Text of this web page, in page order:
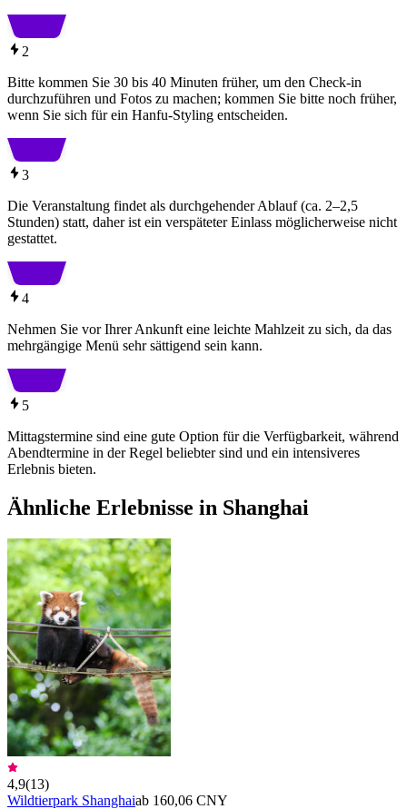
2
Bitte kommen Sie 30 bis 40 Minuten früher, um den Check-in
durchzuführen und Fotos zu machen; kommen Sie bitte noch früher,
wenn Sie sich für ein Hanfu-Styling entscheiden.
3
Die Veranstaltung findet als durchgehender Ablauf (ca. 2–2,5
Stunden) statt, daher ist ein verspäteter Einlass möglicherweise nicht
gestattet.
4
Nehmen Sie vor Ihrer Ankunft eine leichte Mahlzeit zu sich, da das
mehrgängige Menü sehr sättigend sein kann.
5
Mittagstermine sind eine gute Option für die Verfügbarkeit, während
Abendtermine in der Regel beliebter sind und ein intensiveres
Erlebnis bieten.
Ähnliche Erlebnisse in Shanghai
4,9(13)
Wildtierpark Shanghaiab 160,06 CNY